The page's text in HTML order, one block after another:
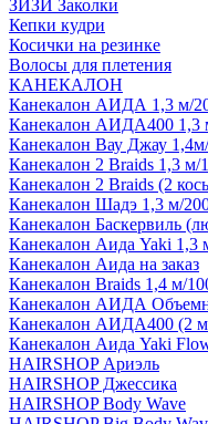
ЗИЗИ Заколки
Кепки кудри
Косички на резинке
Волосы для плетения
КАНЕКАЛОН
Канекалон АИДА 1,3 м/
Канекалон АИДА400 1,3
Канекалон Вау Джау
Канекалон 2 Braids 1,3 м/
Канекалон 2 Braids (2
Канекалон Шадэ 1,3 м/
Канекалон Баскервиль
Канекалон Аида Yaki 1,3
Канекалон Аида на заказ
Канекалон Braids 1,4 м/
Канекалон АИДА
Канекалон АИДА400 (2
Канекалон Аида Yaki
HAIRSHOP Ариэль
HAIRSHOP Джессика
HAIRSHOP Body Wave